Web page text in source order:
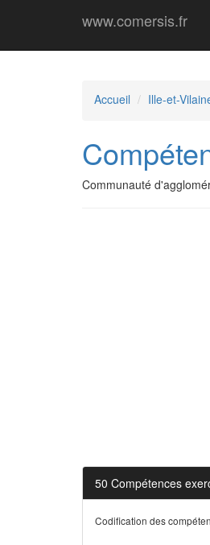
www.comersis.fr
Accueil Ille-et-
Communauté
50 Compétences
Codification des